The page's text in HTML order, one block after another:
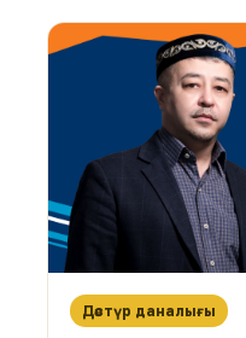
Дәстүр даналығы